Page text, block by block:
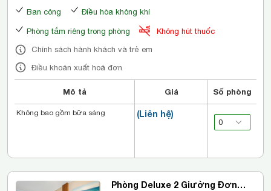
Ban công Điều hòa không khí
Phòng tắm riêng trong phòng
Không hút thuốc
Chính sách hành khách và trẻ em
Điều khoản xuất hoá đơn
Mô tả Giá Số phòng
(Liên hệ)
Không bao gồm bữa sáng
Phòng Deluxe 2 Giường Đơn